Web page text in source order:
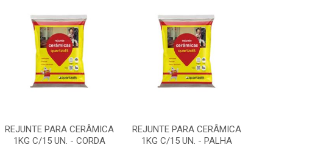
REJUNTE PARA CERÂMICA
1KG C/15 UN. - CORDA
REJUNTE PARA CERÂMICA
1KG C/15 UN. - PALHA